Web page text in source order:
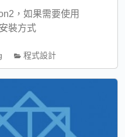
，如果需要使用
裝方式
程式設計